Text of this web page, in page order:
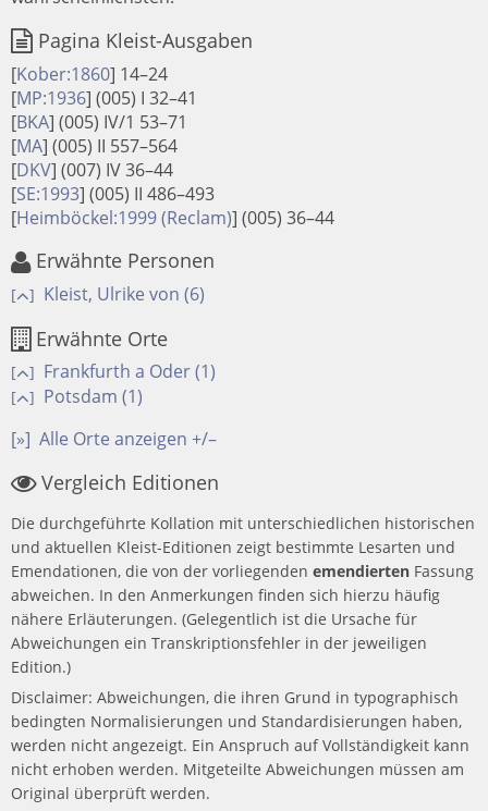
Pagina Kleist-Ausgaben
[Kober:1860] 14–24
[MP:1936] (005) I 32–41
[BKA] (005) IV/1 53–71
[MA] (005) II 557–564
[DKV] (007) IV 36–44
[SE:1993] (005) II 486–493
[Heimböckel:1999 (Reclam)] (005) 36–44
Erwähnte Personen
[ ] Kleist, Ulrike von (6)
Erwähnte Orte
[ ] Frankfurth a Oder (1)
[ ] Potsdam (1)
[»] Alle Orte anzeigen +/–
Vergleich Editionen
Die durchgeführte Kollation mit unterschiedlichen historischen
und aktuellen Kleist-Editionen zeigt bestimmte Lesarten und
Emendationen, die von der vorliegenden emendierten Fassung
abweichen. In den Anmerkungen finden sich hierzu häufig
nähere Erläuterungen. (Gelegentlich ist die Ursache für
Abweichungen ein Transkriptionsfehler in der jeweiligen
Edition.)
Disclaimer: Abweichungen, die ihren Grund in typographisch
bedingten Normalisierungen und Standardisierungen haben,
werden nicht angezeigt. Ein Anspruch auf Vollständigkeit kann
nicht erhoben werden. Mitgeteilte Abweichungen müssen am
Original überprüft werden.